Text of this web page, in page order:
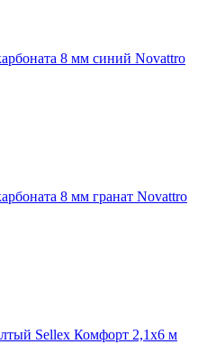
8 мм синий Novattro
8 мм гранат Novattro
Sellex Комфорт 2,1х6 м